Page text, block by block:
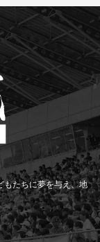
もたちに夢を与え、地